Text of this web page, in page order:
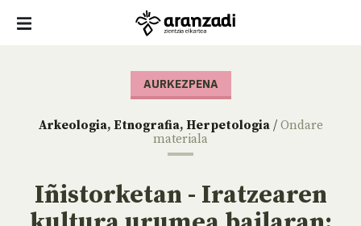
AURKEZPENA
Arkeologia, Etnografia, Herpetologia/ Ondare
materiala
Iñistorketan - Iratzearen